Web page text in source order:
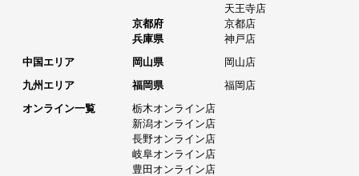
天王寺店
京都府
京都店
兵庫県
神戸店
中国エリア
岡山県
岡山店
九州エリア
福岡県
福岡店
オンライン一覧
栃木オンライン店
新潟オンライン店
長野オンライン店
岐阜オンライン店
豊田オンライン店